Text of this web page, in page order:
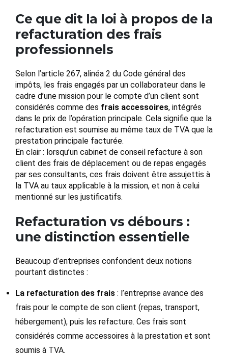
Ce que dit la loi à propos de la
refacturation des frais
professionnels
Selon l’article 267, alinéa 2 du Code général des
impôts, les frais engagés par un collaborateur dans le
cadre d’une mission pour le compte d’un client sont
considérés comme des frais accessoires, intégrés
dans le prix de l’opération principale. Cela signifie que la
refacturation est soumise au même taux de TVA que la
prestation principale facturée.
En clair : lorsqu’un cabinet de conseil refacture à son
client des frais de déplacement ou de repas engagés
par ses consultants, ces frais doivent être assujettis à
la TVA au taux applicable à la mission, et non à celui
mentionné sur les justificatifs.
Refacturation vs débours :
une distinction essentielle
Beaucoup d’entreprises confondent deux notions
pourtant distinctes :
La refacturation des frais : l’entreprise avance des
frais pour le compte de son client (repas, transport,
hébergement), puis les refacture. Ces frais sont
considérés comme accessoires à la prestation et sont
soumis à TVA.